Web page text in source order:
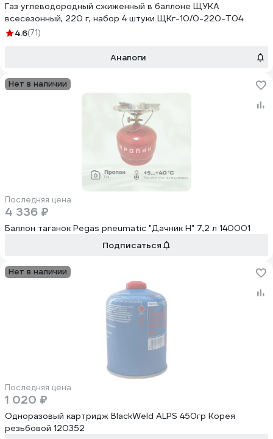
Газ углеводородный сжиженный в баллоне ЩУКА
всесезонный, 220 г, набор 4 штуки ЩКг-10/0-220-Т04
4.6(71)
Аналоги
Нет в наличии
Последняя цена
4 336 ₽
Баллон таганок Pegas pneumatic "Дачник Н" 7,2 л 140001
Подписаться
Нет в наличии
Последняя цена
1 020 ₽
Одноразовый картридж BlackWeld ALPS 450гр Корея
резьбовой 120352